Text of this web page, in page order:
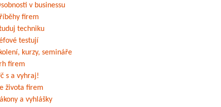
v businessu
firem
techniku
testují
kurzy, semináře
firem
s a vyhraj!
života firem
a vyhlášky